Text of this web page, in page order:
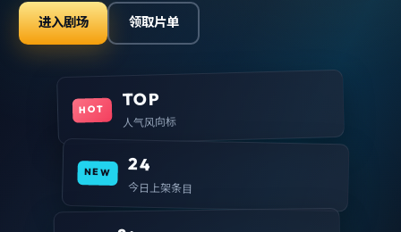
进入剧场 领取片单
HOT TOP
人气风向标
NEW 24
今日上架条目